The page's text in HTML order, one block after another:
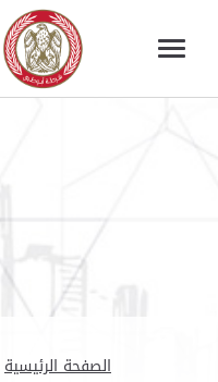
الصفحة الرئيسية